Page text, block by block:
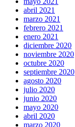
abril 2021
marzo 2021
febrero 2021
enero 2021
diciembre 2020
noviembre 2020
octubre 2020
septiembre 2020
agosto 2020
julio 2020
junio 2020
mayo 2020
abril 2020
marzo 2020